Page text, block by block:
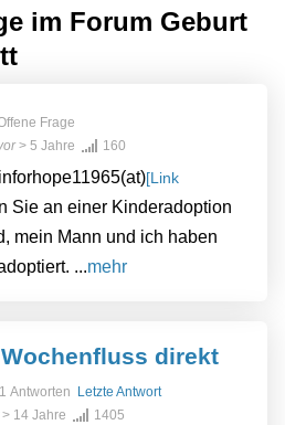
im Forum Geburt
Frage
> 5 Jahre 160
[Link
Sie an einer Kinderadoption
mein Mann und ich haben
...mehr
direkt
1 Antworten
Letzte Antwort
> 14 Jahre 1405